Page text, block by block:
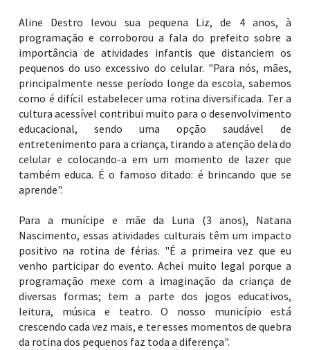
Aline Destro levou sua pequena Liz, de 4 anos, à
programação e corroborou a fala do prefeito sobre a
importância de atividades infantis que distanciem os
pequenos do uso excessivo do celular. "Para nós, mães,
principalmente nesse período longe da escola, sabemos
como é difícil estabelecer uma rotina diversificada. Ter a
cultura acessível contribui muito para o desenvolvimento
educacional, sendo uma opção saudável de
entretenimento para a criança, tirando a atenção dela do
celular e colocando-a em um momento de lazer que
também educa. É o famoso ditado: é brincando que se
aprende".
Para a munícipe e mãe da Luna (3 anos), Natana
Nascimento, essas atividades culturais têm um impacto
positivo na rotina de férias. "É a primeira vez que eu
venho participar do evento. Achei muito legal porque a
programação mexe com a imaginação da criança de
diversas formas; tem a parte dos jogos educativos,
leitura, música e teatro. O nosso município está
crescendo cada vez mais, e ter esses momentos de quebra
da rotina dos pequenos faz toda a diferença".